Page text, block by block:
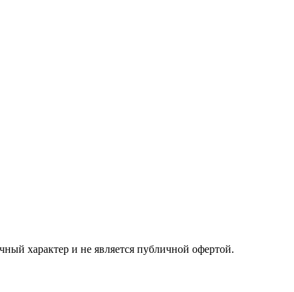
характер и не является публичной офертой.